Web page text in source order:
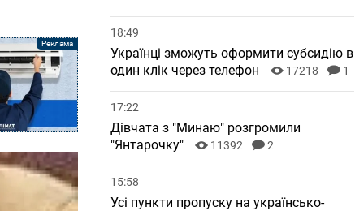
18:49
Українці зможуть оформити субсидію в
один клік через телефон
17218 1
17:22
Дівчата з "Минаю" розгромили
"Янтарочку"
11392 2
15:58
Усі пункти пропуску на українсько-